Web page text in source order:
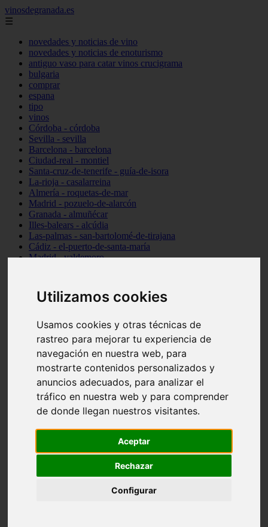
Utilizamos cookies
Usamos cookies y otras técnicas de
rastreo para mejorar tu experiencia de
navegación en nuestra web, para
mostrarte contenidos personalizados y
anuncios adecuados, para analizar el
tráfico en nuestra web y para comprender
de donde llegan nuestros visitantes.
Aceptar
Rechazar
Configurar
vinosdegranada.es
☰
novedades y noticias de vino
novedades y noticias de enoturismo
antiguo vaso para catar vinos crucigrama
bulgaria
comprar
espana
tipo
vinos
Córdoba - córdoba
Sevilla - sevilla
Barcelona - barcelona
Ciudad-real - montiel
Santa-cruz-de-tenerife - guía-de-isora
La-rioja - casalarreina
Almería - roquetas-de-mar
Madrid - pozuelo-de-alarcón
Granada - almuñécar
Illes-balears - alcúdia
Las-palmas - san-bartolomé-de-tirajana
Cádiz - el-puerto-de-santa-maría
Madrid - valdemoro
Cantabria - suances
Sevilla - bormujos
Málaga - júzcar
Huesca - alquézar
Huesca - castejón-de-sos
Lleida - alt-àneu
Córdoba - almedinilla
Navarra - zangoza
Cantabria - arenas-de-iguña
Barcelona - la-pobla-de-lillet
Murcia - cartagena
Madrid - nuevo-baztán